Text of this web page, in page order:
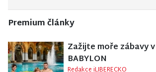
Premium články
Zažijte moře zábavy v
BABYLON